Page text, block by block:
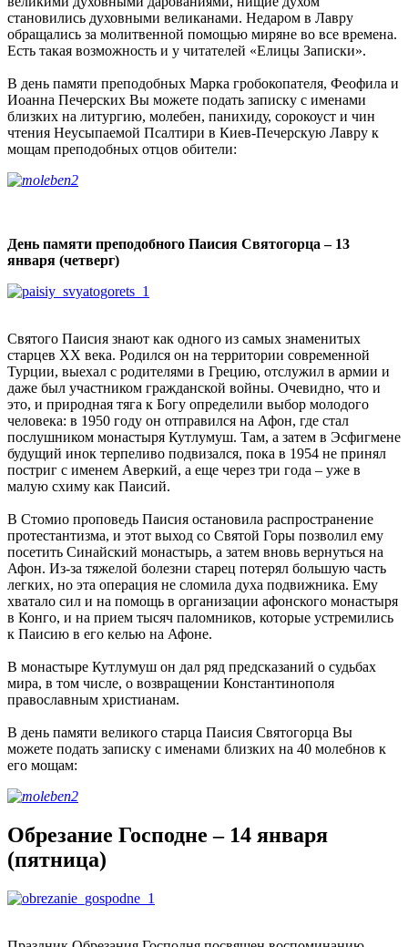
становились духовными великанами. Недаром в Лавру
обращались за молитвенной помощью миряне во все времена.
Есть такая возможность и у читателей «Елицы Записки».
В день памяти преподобных Марка гробокопателя, Феофила и
Иоанна Печерских Вы можете подать записку с именами
близких на литургию, молебен, панихиду, сорокоуст и чин
чтения Неусыпаемой Псалтири в Киев-Печерскую Лавру к
мощам преподобных отцов обители:
День памяти преподобного Паисия Святогорца – 13
января (четверг)
Святого Паисия знают как одного из самых знаменитых
старцев XX века. Родился он на территории современной
Турции, выехал с родителями в Грецию, отслужил в армии и
даже был участником гражданской войны. Очевидно, что и
это, и природная тяга к Богу определили выбор молодого
человека: в 1950 году он отправился на Афон, где стал
послушником монастыря Кутлумуш. Там, а затем в Эсфигмене
будущий инок терпеливо подвизался, пока в 1954 не принял
постриг с именем Аверкий, а еще через три года – уже в
малую схиму как Паисий.
В Стомио проповедь Паисия остановила распространение
протестантизма, и этот выход со Святой Горы позволил ему
посетить Синайский монастырь, а затем вновь вернуться на
Афон. Из-за тяжелой болезни старец потерял большую часть
легких, но эта операция не сломила духа подвижника. Ему
хватало сил и на помощь в организации афонского монастыря
в Конго, и на прием тысяч паломников, которые устремились
к Паисию в его келью на Афоне.
В монастыре Кутлумуш он дал ряд предсказаний о судьбах
мира, в том числе, о возвращении Константинополя
православным христианам.
В день памяти великого старца Паисия Святогорца Вы
можете подать записку с именами близких на 40 молебнов к
его мощам:
Обрезание Господне – 14 января
(пятница)